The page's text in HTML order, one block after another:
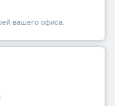
вашего офиса.